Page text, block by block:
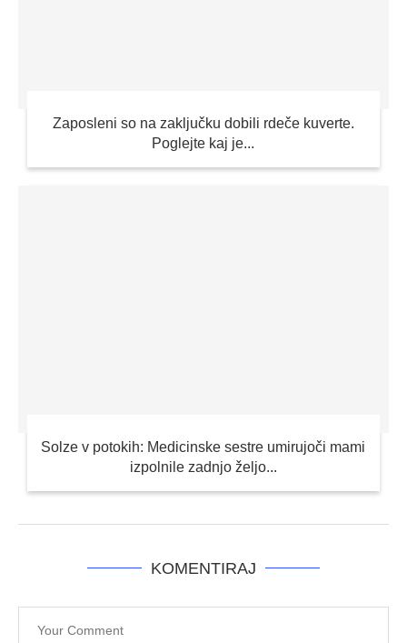
Zaposleni so na zaključku dobili rdeče kuverte.
Poglejte kaj je...
Solze v potokih: Medicinske sestre umirujoči mami
izpolnile zadnjo željo...
KOMENTIRAJ